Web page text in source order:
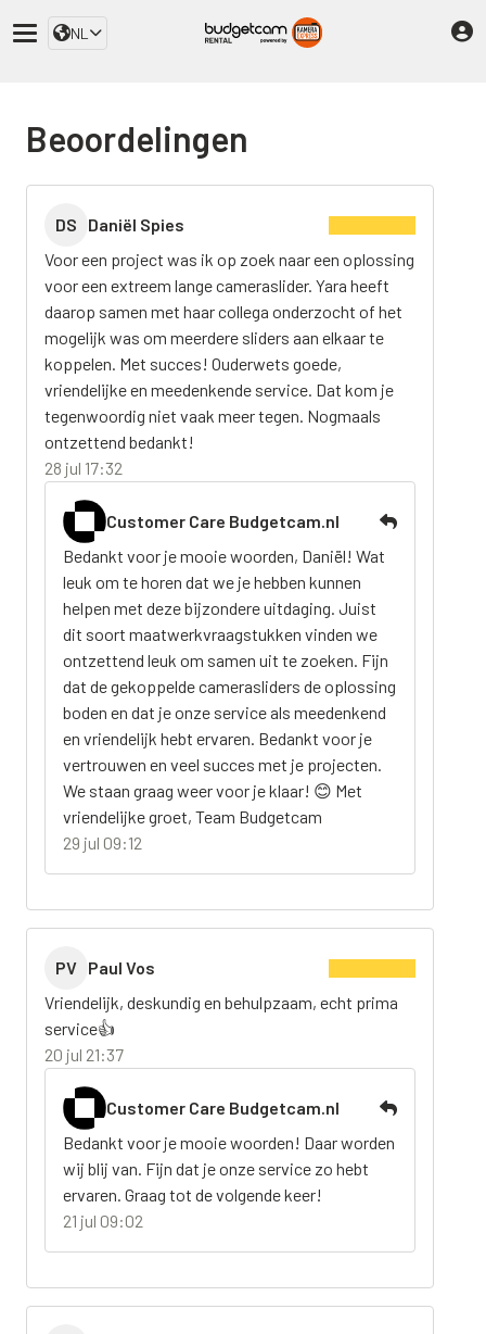
NL
Beoordelingen
DS
Daniël Spies
Voor een project was ik op zoek naar een oplossing
voor een extreem lange cameraslider. Yara heeft
daarop samen met haar collega onderzocht of het
mogelijk was om meerdere sliders aan elkaar te
koppelen. Met succes! Ouderwets goede,
vriendelijke en meedenkende service. Dat kom je
tegenwoordig niet vaak meer tegen. Nogmaals
ontzettend bedankt!
28 jul 17:32
Customer Care Budgetcam.nl
Bedankt voor je mooie woorden, Daniël! Wat
leuk om te horen dat we je hebben kunnen
helpen met deze bijzondere uitdaging. Juist
dit soort maatwerkvraagstukken vinden we
ontzettend leuk om samen uit te zoeken. Fijn
dat de gekoppelde camerasliders de oplossing
boden en dat je onze service als meedenkend
en vriendelijk hebt ervaren. Bedankt voor je
vertrouwen en veel succes met je projecten.
We staan graag weer voor je klaar! 😊 Met
vriendelijke groet, Team Budgetcam
29 jul 09:12
PV Paul Vos
Vriendelijk, deskundig en behulpzaam, echt prima
service👍
20 jul 21:37
Customer Care Budgetcam.nl
Bedankt voor je mooie woorden! Daar worden
wij blij van. Fijn dat je onze service zo hebt
ervaren. Graag tot de volgende keer!
21 jul 09:02